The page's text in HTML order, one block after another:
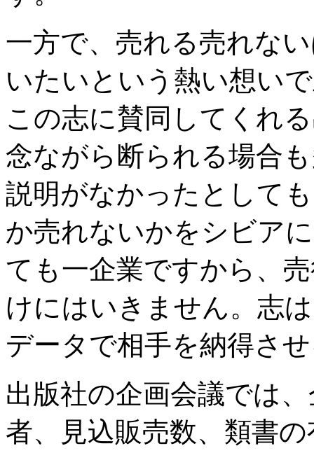
一方で、売れる売れな
いたいという熱い想い
この志に賛同してくれ
念ながら断られる場合
説明がなかったとして
か売れないかをシビア
ても一企業ですから、
けにはいきません。志
データで相手を納得さ
出版社の企画会議では
者、見込販売数、類書